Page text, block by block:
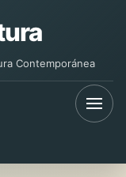
Contemporánea